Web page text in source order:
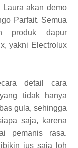
Laura akan demo
Parfait. Semua
produk dapur
yakni Electrolux
detail cara
tidak hanya
gula, sehingga
saja, karena
pemanis rasa.
jus saja loh